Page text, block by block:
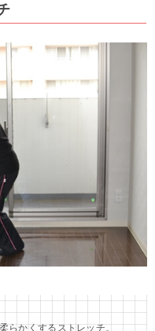
らかくするストレッチ。